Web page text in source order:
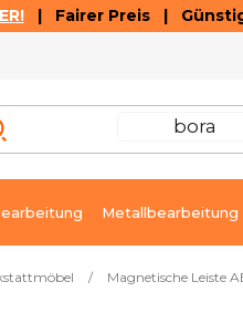
| Fairer Preis |
Metallbearbeitung
/ Magnetische Leiste